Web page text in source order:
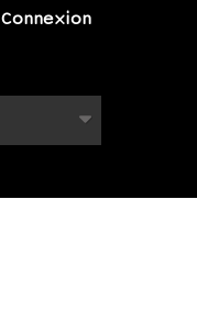
Connexion